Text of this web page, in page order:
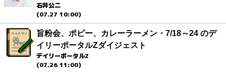
石井公二
(07.27 10:00)
旨粉会、ポピー、カレーラーメン・7/18～24 のデ
イリーポータルZダイジェスト
デイリーポータルZ
(07.26 11:00)